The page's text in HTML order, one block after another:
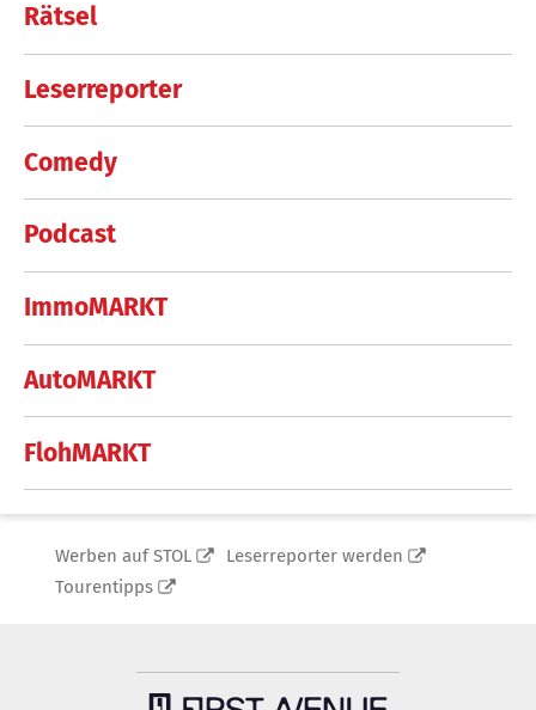
Rätsel
Leserreporter
Comedy
Podcast
ImmoMARKT
AutoMARKT
FlohMARKT
Werben auf STOL
Leserreporter werden
Tourentipps